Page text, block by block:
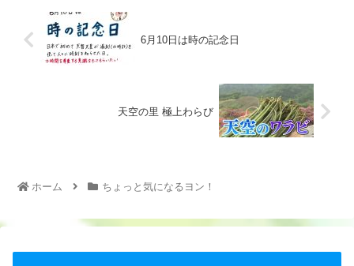
6月10日は時の記念日
天空の里 極上わらび
ホーム ちょっと気になるヨン！